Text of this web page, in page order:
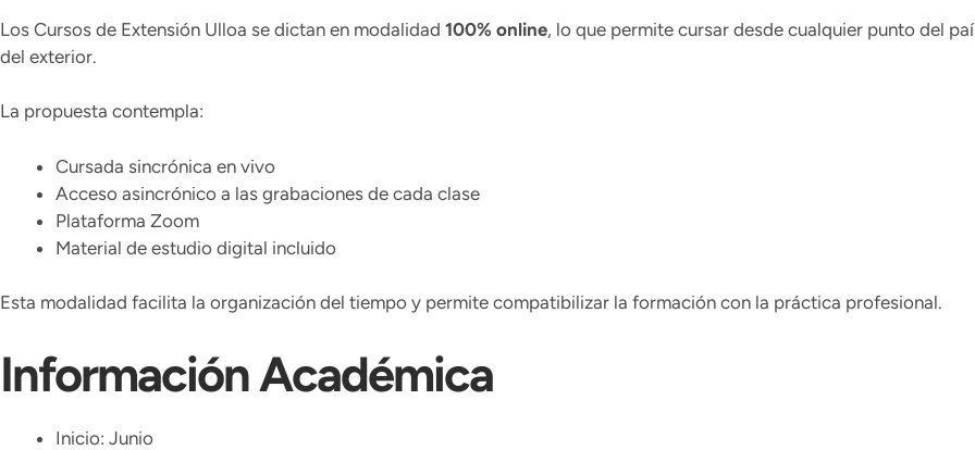
Los Cursos de Extensión Ulloa se dictan en modalidad 100% online, lo que permite cursar desde cualquier punto del
del exterior.
La propuesta contempla:
Cursada sincrónica en vivo
Acceso asincrónico a las grabaciones de cada clase
Plataforma Zoom
Material de estudio digital incluido
Esta modalidad facilita la organización del tiempo y permite compatibilizar la formación con la práctica profesional.
Información Académica
Inicio: Junio